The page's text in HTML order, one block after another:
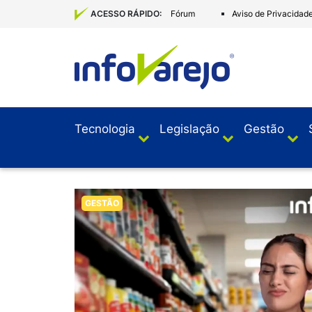
ACESSO RÁPIDO: Fórum Aviso de
Tecnologia Legislação Gestão
GESTÃO